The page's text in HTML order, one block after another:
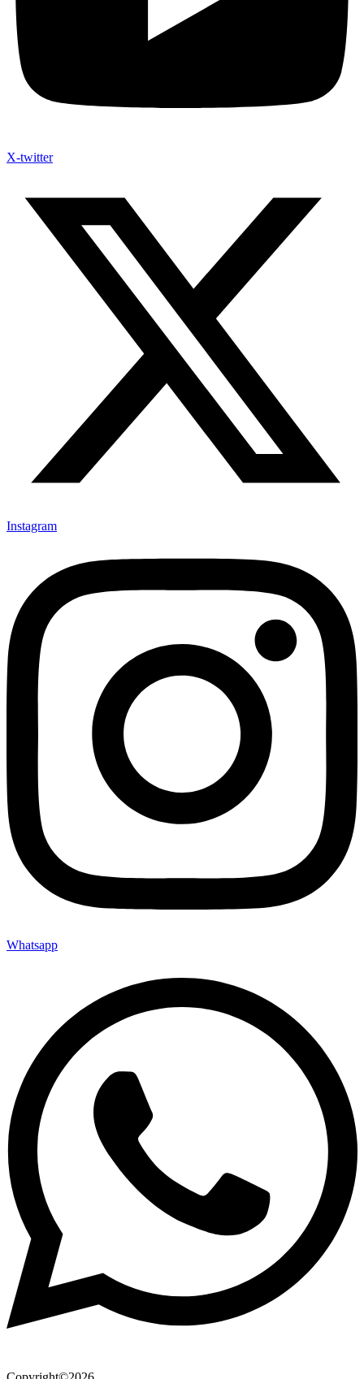
X-twitter
Instagram
Whatsapp